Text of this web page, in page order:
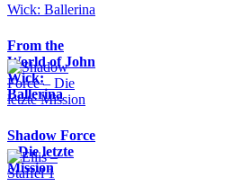
From the
World of John
Wick:
Ballerina
Shadow Force
– Die letzte
Mission